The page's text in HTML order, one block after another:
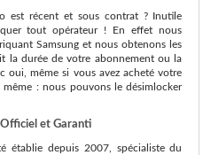
est récent et sous contrat ? Inutile
tout opérateur ! En effet nous
Samsung et nous obtenons les
la durée de votre abonnement ou la
oui, même si vous avez acheté votre
: nous pouvons le désimlocker
Officiel et Garanti
établie depuis 2007, spécialiste du